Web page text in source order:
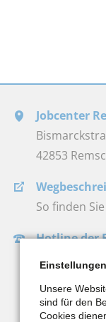
Jobcenter
42853
So finden
Hotline der
Montag bis
0 21 91 / 95
Einstellungen
Unsere
sind für den
Cookies